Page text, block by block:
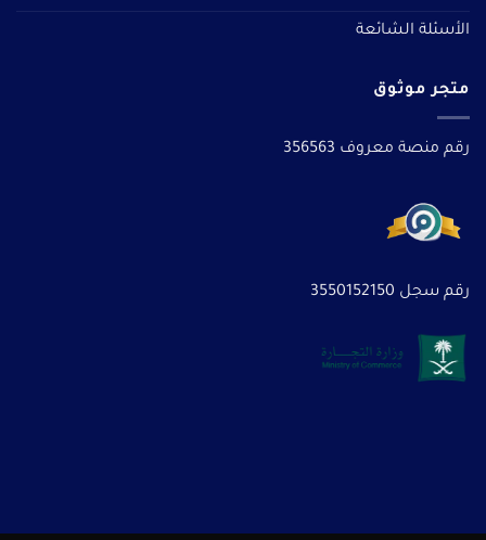
الأسئلة الشائعة
متجر موثوق
رقم منصة معروف 356563
رقم سجل 3550152150